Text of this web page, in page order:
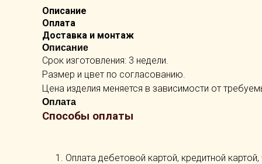
Описание
Оплата
Доставка и монтаж
Описание
Срок изготовления: 3 недели.
Размер и цвет по согласованию.
Цена изделия меняется в зависимости от
Оплата
Способы оплаты
Оплата дебетовой картой, кредитной